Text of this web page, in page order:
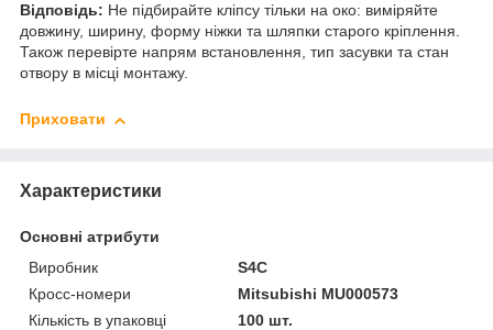
Відповідь: Не підбирайте кліпсу тільки на око: виміряйте
довжину, ширину, форму ніжки та шляпки старого кріплення.
Також перевірте напрям встановлення, тип засувки та стан
отвору в місці монтажу.
Приховати
Характеристики
Основні атрибути
Виробник
S4C
Кросс-номери
Mitsubishi MU000573
Кількість в упаковці
100 шт.